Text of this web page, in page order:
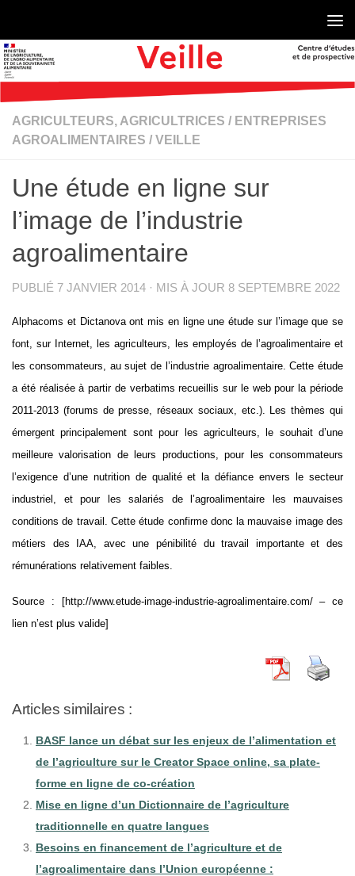
AGRICULTEURS, AGRICULTRICES / ENTREPRISES
AGROALIMENTAIRES / VEILLE
Une étude en ligne sur
l’image de l’industrie
agroalimentaire
PUBLIÉ 7 JANVIER 2014 · MIS À JOUR 8 SEPTEMBRE 2022
Alphacoms et Dictanova ont mis en ligne une étude sur l’image que se
font, sur Internet, les agriculteurs, les employés de l’agroalimentaire et
les consommateurs, au sujet de l’industrie agroalimentaire. Cette étude
a été réalisée à partir de verbatims recueillis sur le web pour la période
2011-2013 (forums de presse, réseaux sociaux, etc.). Les thèmes qui
émergent principalement sont pour les agriculteurs, le souhait d’une
meilleure valorisation de leurs productions, pour les consommateurs
l’exigence d’une nutrition de qualité et la défiance envers le secteur
industriel, et pour les salariés de l’agroalimentaire les mauvaises
conditions de travail. Cette étude confirme donc la mauvaise image des
métiers des IAA, avec une pénibilité du travail importante et des
rémunérations relativement faibles.
Source : [http://www.etude-image-industrie-agroalimentaire.com/ – ce
lien n’est plus valide]
Articles similaires :
BASF lance un débat sur les enjeux de l’alimentation et
de l’agriculture sur le Creator Space online, sa plate-
forme en ligne de co-création
Mise en ligne d’un Dictionnaire de l’agriculture
traditionnelle en quatre langues
Besoins en financement de l’agriculture et de
l’agroalimentaire dans l’Union européenne :